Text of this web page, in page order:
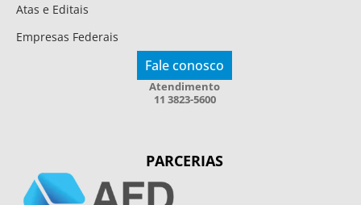
Atas e Editais
Empresas Federais
Fale conosco
Atendimento
11 3823-5600
PARCERIAS